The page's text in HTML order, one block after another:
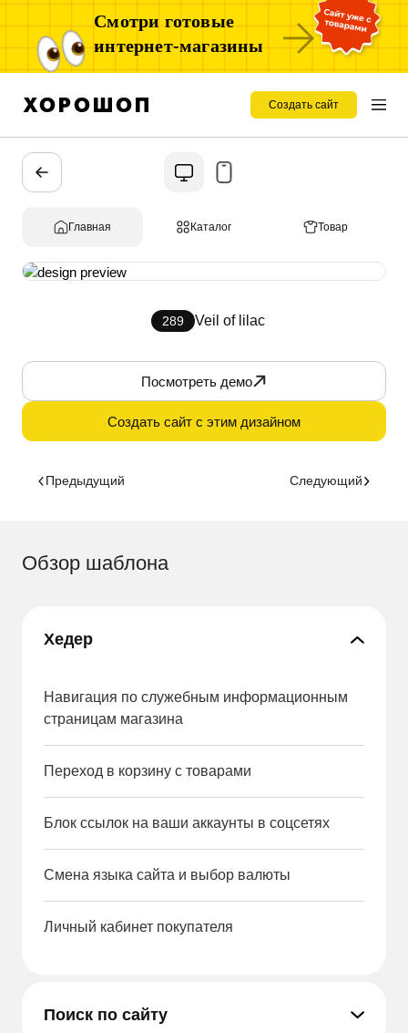
Смотри готовые
интернет-магазины
Создать сайт
Главная Каталог Товар
289 Veil of lilac
Посмотреть демо
Создать сайт с этим дизайном
Предыдущий Следующий
Обзор шаблона
Хедер
Навигация по служебным информационным
страницам магазина
Переход в корзину с товарами
Блок ссылок на ваши аккаунты в соцсетях
Смена языка сайта и выбор валюты
Личный кабинет покупателя
Поиск по сайту